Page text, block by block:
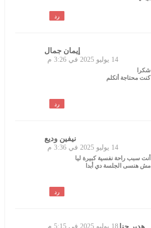
رد
إيمان جمال
14 يوليو 2025 في 3:26 م
شكرا
كنت محتاجة أتكلم
رد
نيفين وديع
14 يوليو 2025 في 3:36 م
أنت سبب راحة نفسية كبيرة ليا
مش هنسى الجلسة دي أبدا
رد
18 يوليو 2025 في 5:15 م